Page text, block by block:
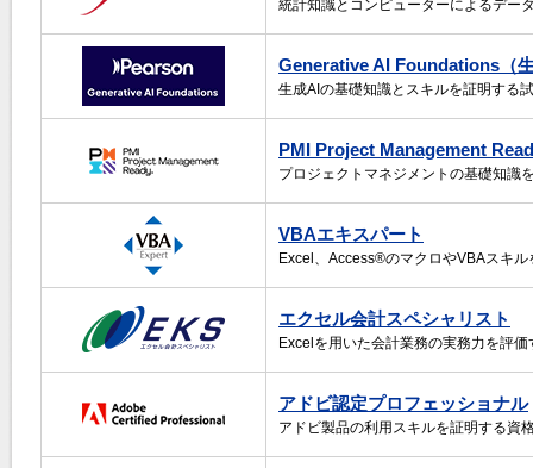
統計知識とコンピューターによるデー
Generative AI Foundations（
生成AIの基礎知識とスキルを証明する
PMI Project Management
プロジェクトマネジメントの基礎知識
VBAエキスパート
Excel、Access®のマクロやVBAスキル
エクセル会計スペシャリスト
Excelを用いた会計業務の実務力を評価
アドビ認定プロフェッショナル
アドビ製品の利用スキルを証明する資